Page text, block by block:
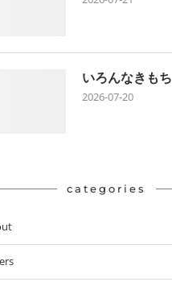
いろんなきもち
2026-07-20
categories